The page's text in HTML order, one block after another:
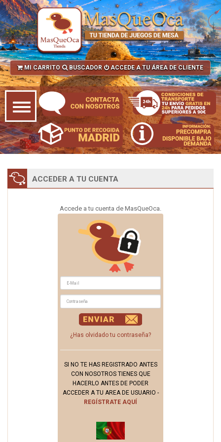
MI CARRITO BUSCADOR ACCEDE A TU ÁREA DE CLIENTE
ACCEDER A TU CUENTA
Accede a tu cuenta de MasQueOca.
¿Has olvidado tu contraseña?
SI NO TE HAS REGISTRADO ANTES
CON NOSOTROS TIENES QUE
HACERLO ANTES DE PODER
ACCEDER A TU AREA DE USUARIO -
REGÍSTRATE AQUÍ